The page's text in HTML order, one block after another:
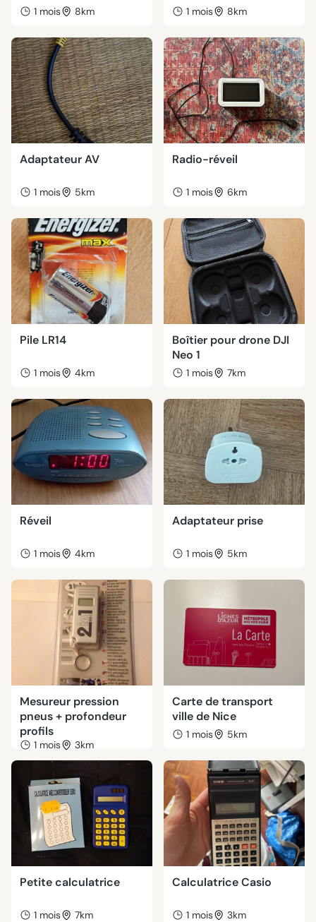
1 mois 8km 1 mois 8km
Adaptateur AV
1 mois 5km
Radio-réveil
1 mois 6km
Pile LR14
1 mois 4km
Boîtier pour drone DJI
Neo 1
1 mois 7km
Réveil
1 mois 4km
Adaptateur prise
1 mois 5km
Mesureur pression
pneus + profondeur
profils
1 mois 3km
Carte de transport
ville de Nice
1 mois 5km
Petite calculatrice
1 mois 7km
Calculatrice Casio
1 mois 3km